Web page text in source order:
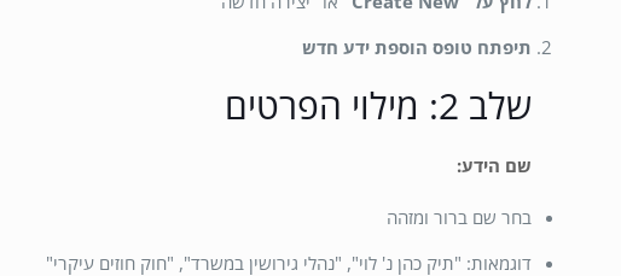
תיפתח טופס הוספת ידע חדש
שלב 2: מילוי הפרטים
שם הידע:
בחר שם ברור ומזהה
דוגמאות: "תיק כהן נ' לוי", "נהלי גירושין במשרד", "חוק חוזים עיקרי"